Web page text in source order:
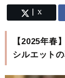
X
【2025年
シルエット